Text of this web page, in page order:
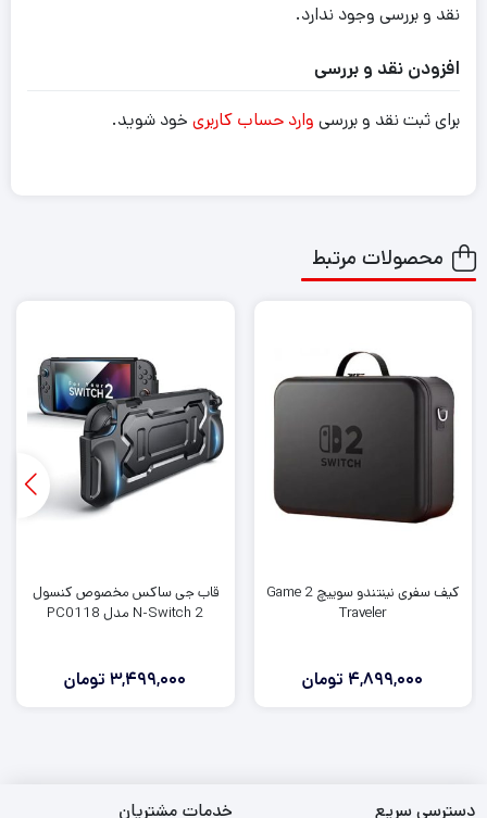
نقد و بررسی وجود ندارد.
افزودن نقد و بررسی
برای ثبت نقد و بررسی وارد حساب کاربری خود شوید.
محصولات مرتبط
کیف سفری نینتندو سوییچ 2 Game
Traveler
4,899,000 تومان
قاب جی ساکس مخصوص کنسول
N-Switch 2 مدل PC0118
3,499,000 تومان
دسترسی سریع خدمات مشتریان